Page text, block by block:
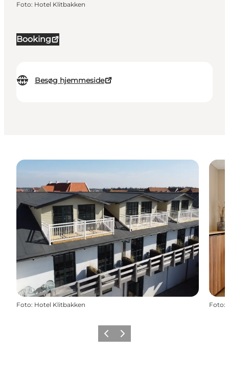
Booking
Besøg hjemmeside
Foto: Hotel Klitbakken
Foto: Hotel Klitbakken Foto:
ForrigeNæste